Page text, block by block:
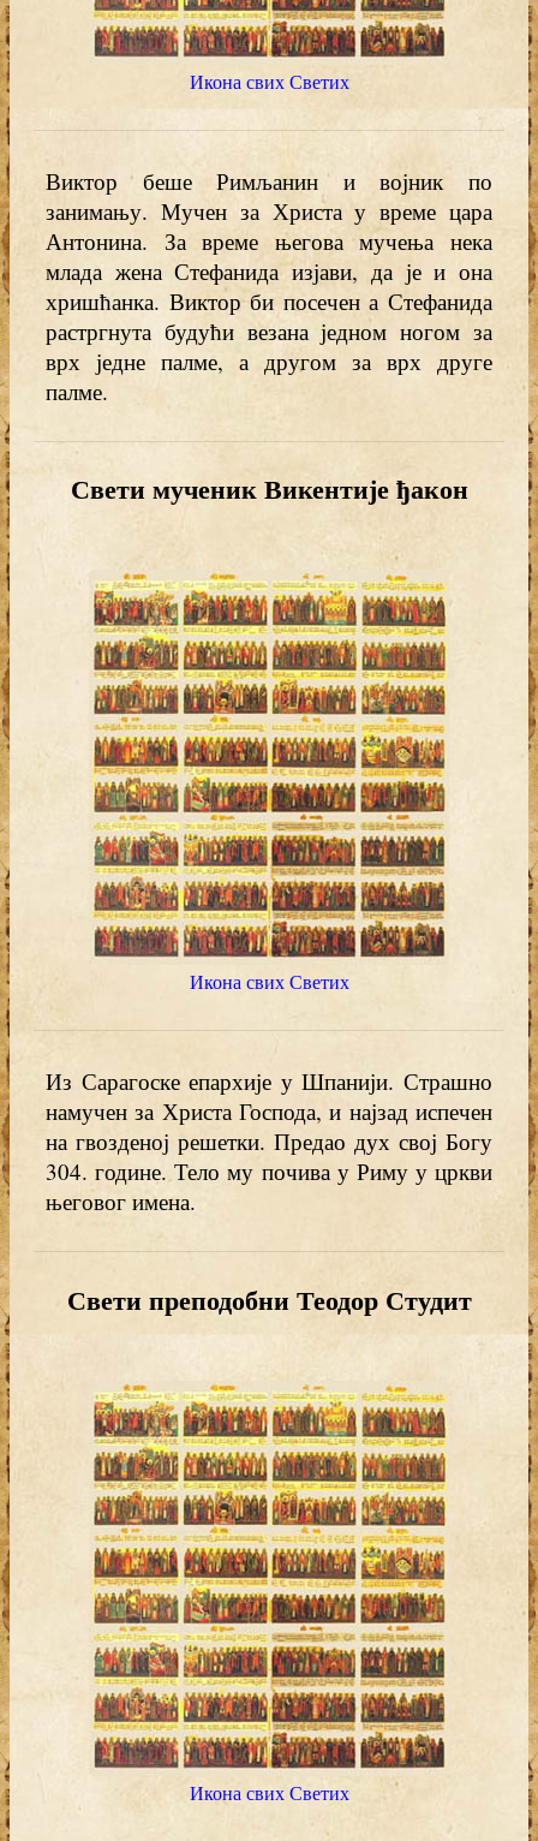
Икона свих Светих
Виктор беше Римљанин и војник по
занимању. Мучен за Христа у време цара
Антонина. За време његова мучења нека
млада жена Стефанида изјави, да је и она
хришћанка. Виктор би посечен а Стефанида
растргнута будући везана једном ногом за
врх једне палме, а другом за врх друге
палме.
Свети мученик Викентије ђакон
Икона свих Светих
Из Сарагоске епархије у Шпанији. Страшно
намучен за Христа Господа, и најзад испечен
на гвозденој решетки. Предао дух свој Богу
304. године. Тело му почива у Риму у цркви
његовог имена.
Свети преподобни Теодор Студит
Икона свих Светих